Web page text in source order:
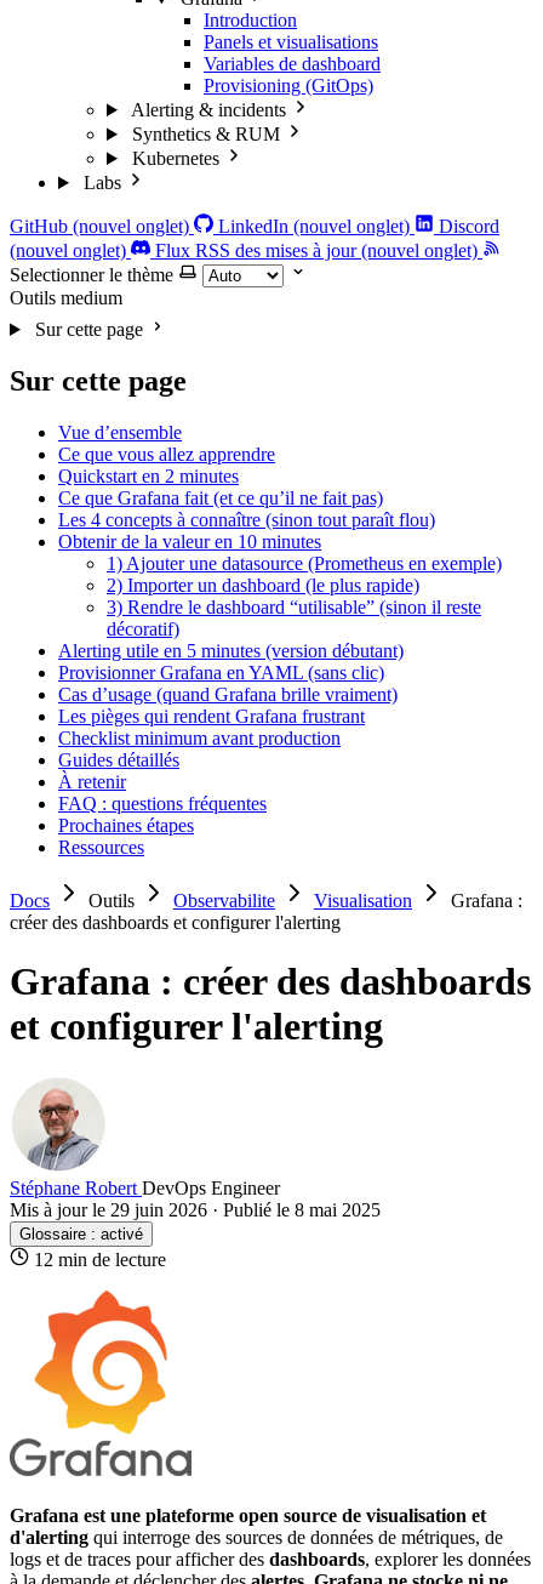
Introduction
Panels et visualisations
Variables de dashboard
Provisioning (GitOps)
Alerting & incidents
Synthetics & RUM
Kubernetes
Labs
GitHub (nouvel onglet) LinkedIn (nouvel onglet)
Discord
(nouvel onglet)
Flux RSS des mises à jour (nouvel onglet)
Selectionner le thème
Outils medium
Sur cette page
Sur cette page
Vue d’ensemble
Ce que vous allez apprendre
Quickstart en 2 minutes
Ce que Grafana fait (et ce qu’il ne fait pas)
Les 4 concepts à connaître (sinon tout paraît flou)
Obtenir de la valeur en 10 minutes
1) Ajouter une datasource (Prometheus en exemple)
2) Importer un dashboard (le plus rapide)
3) Rendre le dashboard “utilisable” (sinon il reste
décoratif)
Alerting utile en 5 minutes (version débutant)
Provisionner Grafana en YAML (sans clic)
Cas d’usage (quand Grafana brille vraiment)
Les pièges qui rendent Grafana frustrant
Checklist minimum avant production
Guides détaillés
À retenir
FAQ : questions fréquentes
Prochaines étapes
Ressources
Docs Outils Observabilite Visualisation
Grafana :
créer des dashboards et configurer l'alerting
Grafana : créer des dashboards
et configurer l'alerting
Stéphane Robert DevOps Engineer
Mis à jour le 29 juin 2026 · Publié le 8 mai 2025
Glossaire : activé
12 min de lecture
Grafana est une plateforme open source de visualisation et
d'alerting qui interroge des sources de données de métriques, de
logs et de traces pour afficher des dashboards, explorer les données